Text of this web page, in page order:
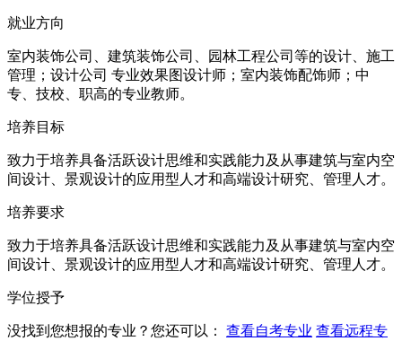
就业方向
室内装饰公司、建筑装饰公司、园林工程公司等的设计、施工
管理；设计公司 专业效果图设计师；室内装饰配饰师；中
专、技校、职高的专业教师。
培养目标
致力于培养具备活跃设计思维和实践能力及从事建筑与室内空
间设计、景观设计的应用型人才和高端设计研究、管理人才。
培养要求
致力于培养具备活跃设计思维和实践能力及从事建筑与室内空
间设计、景观设计的应用型人才和高端设计研究、管理人才。
学位授予
没找到您想报的专业？您还可以： 查看自考专业 查看远程专